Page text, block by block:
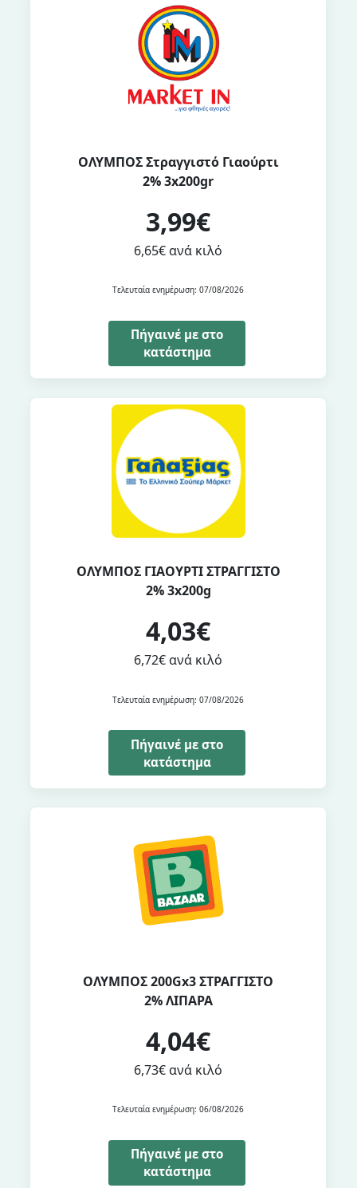
ΟΛΥΜΠΟΣ Στραγγιστό Γιαούρτι
2% 3x200gr
3,99€
6,65€ ανά κιλό
Τελευταία ενημέρωση: 07/08/2026
Πήγαινέ με στο
κατάστημα
ΟΛΥΜΠΟΣ ΓΙΑΟΥΡΤΙ ΣΤΡΑΓΓΙΣΤΟ
2% 3x200g
4,03€
6,72€ ανά κιλό
Τελευταία ενημέρωση: 07/08/2026
Πήγαινέ με στο
κατάστημα
ΟΛΥΜΠΟΣ 200Gx3 ΣΤΡΑΓΓΙΣΤΟ
2% ΛΙΠΑΡΑ
4,04€
6,73€ ανά κιλό
Τελευταία ενημέρωση: 06/08/2026
Πήγαινέ με στο
κατάστημα